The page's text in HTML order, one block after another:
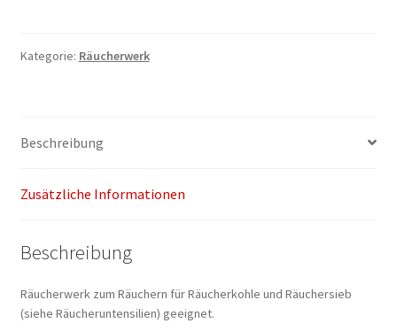
Kategorie: Räucherwerk
Beschreibung
Zusätzliche Informationen
Beschreibung
Räucherwerk zum Räuchern für Räucherkohle und Räuchersieb
(siehe Räucheruntensilien) geeignet.